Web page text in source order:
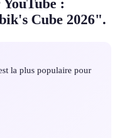
:
Cube 2026".
la plus populaire pour